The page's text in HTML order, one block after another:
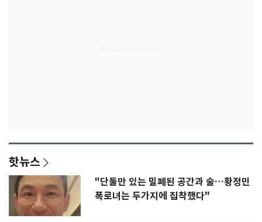
핫뉴스
"단둘만 있는 밀폐된 공간과 술…황정민
폭로녀는 두가지에 집착했다"